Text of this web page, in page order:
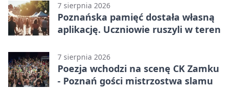
7 sierpnia 2026
Poznańska pamięć dostała własną
aplikację. Uczniowie ruszyli w teren
7 sierpnia 2026
Poezja wchodzi na scenę CK Zamku
- Poznań gości mistrzostwa slamu